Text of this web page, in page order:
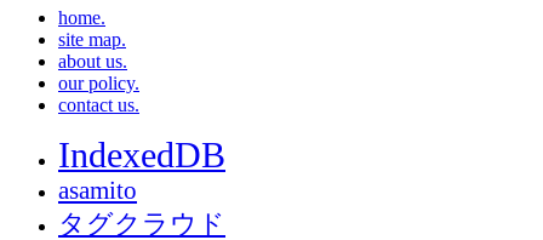
home.
site map.
about us.
our policy.
contact us.
IndexedDB
asamito
タグクラウド